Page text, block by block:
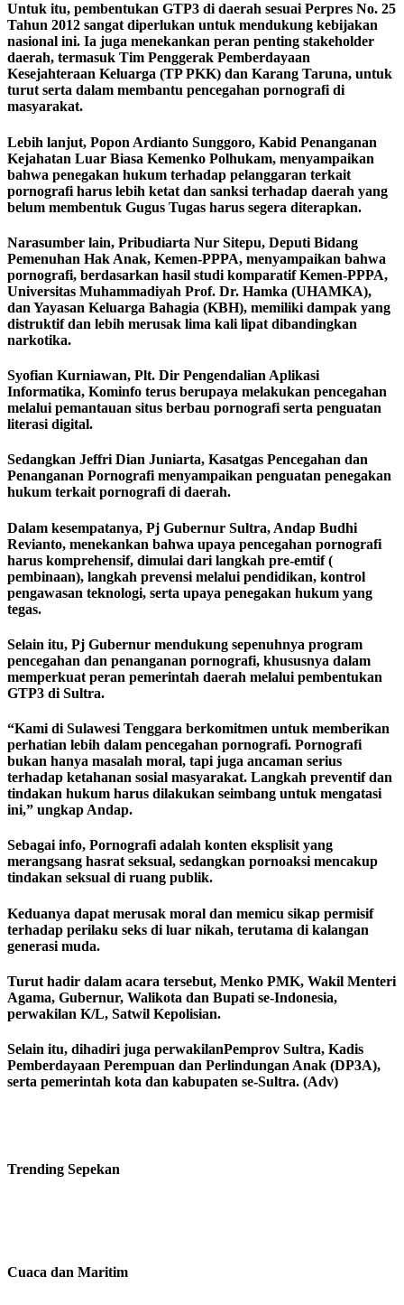
Untuk itu, pembentukan GTP3 di daerah sesuai Perpres No. 25
Tahun 2012 sangat diperlukan untuk mendukung kebijakan
nasional ini. Ia juga menekankan peran penting stakeholder
daerah, termasuk Tim Penggerak Pemberdayaan
Kesejahteraan Keluarga (TP PKK) dan Karang Taruna, untuk
turut serta dalam membantu pencegahan pornografi di
masyarakat.
Lebih lanjut, Popon Ardianto Sunggoro, Kabid Penanganan
Kejahatan Luar Biasa Kemenko Polhukam, menyampaikan
bahwa penegakan hukum terhadap pelanggaran terkait
pornografi harus lebih ketat dan sanksi terhadap daerah yang
belum membentuk Gugus Tugas harus segera diterapkan.
Narasumber lain, Pribudiarta Nur Sitepu, Deputi Bidang
Pemenuhan Hak Anak, Kemen-PPPA, menyampaikan bahwa
pornografi, berdasarkan hasil studi komparatif Kemen-PPPA,
Universitas Muhammadiyah Prof. Dr. Hamka (UHAMKA),
dan Yayasan Keluarga Bahagia (KBH), memiliki dampak yang
distruktif dan lebih merusak lima kali lipat dibandingkan
narkotika.
Syofian Kurniawan, Plt. Dir Pengendalian Aplikasi
Informatika, Kominfo terus berupaya melakukan pencegahan
melalui pemantauan situs berbau pornografi serta penguatan
literasi digital.
Sedangkan Jeffri Dian Juniarta, Kasatgas Pencegahan dan
Penanganan Pornografi menyampaikan penguatan penegakan
hukum terkait pornografi di daerah.
Dalam kesempatanya, Pj Gubernur Sultra, Andap Budhi
Revianto, menekankan bahwa upaya pencegahan pornografi
harus komprehensif, dimulai dari langkah pre-emtif (
pembinaan), langkah prevensi melalui pendidikan, kontrol
pengawasan teknologi, serta upaya penegakan hukum yang
tegas.
Selain itu, Pj Gubernur mendukung sepenuhnya program
pencegahan dan penanganan pornografi, khususnya dalam
memperkuat peran pemerintah daerah melalui pembentukan
GTP3 di Sultra.
“Kami di Sulawesi Tenggara berkomitmen untuk memberikan
perhatian lebih dalam pencegahan pornografi. Pornografi
bukan hanya masalah moral, tapi juga ancaman serius
terhadap ketahanan sosial masyarakat. Langkah preventif dan
tindakan hukum harus dilakukan seimbang untuk mengatasi
ini,” ungkap Andap.
Sebagai info, Pornografi adalah konten eksplisit yang
merangsang hasrat seksual, sedangkan pornoaksi mencakup
tindakan seksual di ruang publik.
Keduanya dapat merusak moral dan memicu sikap permisif
terhadap perilaku seks di luar nikah, terutama di kalangan
generasi muda.
Turut hadir dalam acara tersebut, Menko PMK, Wakil Menteri
Agama, Gubernur, Walikota dan Bupati se-Indonesia,
perwakilan K/L, Satwil Kepolisian.
Selain itu, dihadiri juga perwakilanPemprov Sultra, Kadis
Pemberdayaan Perempuan dan Perlindungan Anak (DP3A),
serta pemerintah kota dan kabupaten se-Sultra. (Adv)
Trending Sepekan
Cuaca dan Maritim